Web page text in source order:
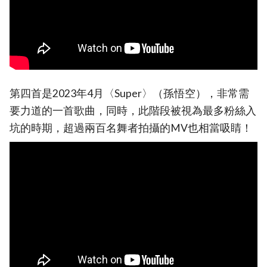
第四首是2023年4月〈Super〉（孫悟空），非常需
要力道的一首歌曲，同時，此階段被視為最多粉絲入
坑的時期，超過兩百名舞者拍攝的MV也相當吸睛！